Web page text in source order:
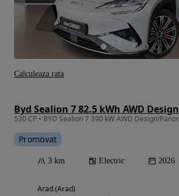
Byd Sealion 7 82.5 kWh AWD Design
Promovat
3 km Electric 2026
Arad (Arad)
Calculeaza rata